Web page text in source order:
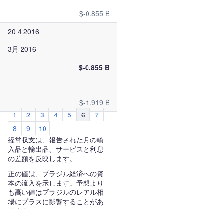
$-0.855 B
20 4 2016
3月 2016
$-0.855 B
—
$-1.919 B
1
2 3 4 5 6
7
8
9
10
経常収支は、報告された月の輸
入品と輸出品、サービスと利息
の差額を反映します。
正の値は、ブラジル経済への資
本の流入を示します。予想より
も高い値はブラジルのレアル相
場にプラスに影響することがあ